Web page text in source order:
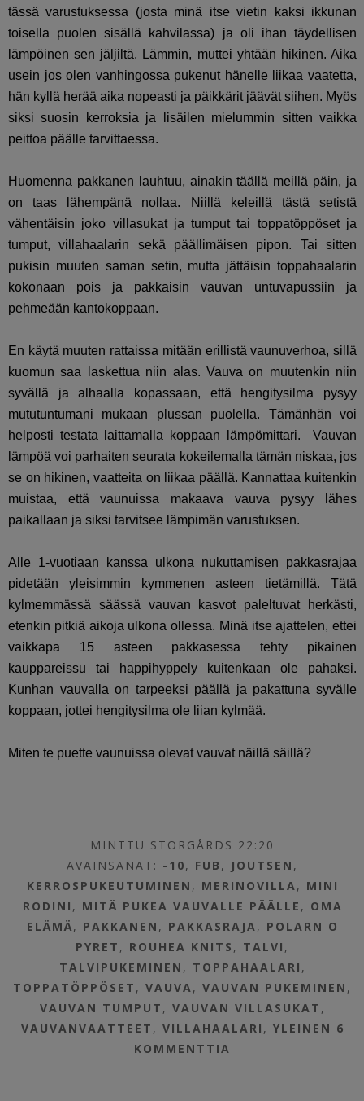
tässä varustuksessa (josta minä itse vietin kaksi ikkunan
toisella puolen sisällä kahvilassa) ja oli ihan täydellisen
lämpöinen sen jäljiltä. Lämmin, muttei yhtään hikinen. Aika
usein jos olen vanhingossa pukenut hänelle liikaa vaatetta,
hän kyllä herää aika nopeasti ja päikkärit jäävät siihen. Myös
siksi suosin kerroksia ja lisäilen mielummin sitten vaikka
peittoa päälle tarvittaessa.
Huomenna pakkanen lauhtuu, ainakin täällä meillä päin, ja
on taas lähempänä nollaa. Niillä keleillä tästä setistä
vähentäisin joko villasukat ja tumput tai toppatöppöset ja
tumput, villahaalarin sekä päällimäisen pipon. Tai sitten
pukisin muuten saman setin, mutta jättäisin toppahaalarin
kokonaan pois ja pakkaisin vauvan untuvapussiin ja
pehmeään kantokoppaan.
En käytä muuten rattaissa mitään erillistä vaunuverhoa, sillä
kuomun saa laskettua niin alas. Vauva on muutenkin niin
syvällä ja alhaalla kopassaan, että hengitysilma pysyy
mututuntumani mukaan plussan puolella. Tämänhän voi
helposti testata laittamalla koppaan lämpömittari. Vauvan
lämpöä voi parhaiten seurata kokeilemalla tämän niskaa, jos
se on hikinen, vaatteita on liikaa päällä. Kannattaa kuitenkin
muistaa, että vaunuissa makaava vauva pysyy lähes
paikallaan ja siksi tarvitsee lämpimän varustuksen.
Alle 1-vuotiaan kanssa ulkona nukuttamisen pakkasrajaa
pidetään yleisimmin kymmenen asteen tietämillä. Tätä
kylmemmässä säässä vauvan kasvot paleltuvat herkästi,
etenkin pitkiä aikoja ulkona ollessa. Minä itse ajattelen, ettei
vaikkapa 15 asteen pakkasessa tehty pikainen
kauppareissu tai happihyppely kuitenkaan ole pahaksi.
Kunhan vauvalla on tarpeeksi päällä ja pakattuna syvälle
koppaan, jottei hengitysilma ole liian kylmää.
Miten te puette vaunuissa olevat vauvat näillä säillä?
MINTTU STORGÅRDS 22:20
AVAINSANAT: -10, FUB , JOUTSEN ,
KERROSPUKEUTUMINEN , MERINOVILLA , MINI
RODINI , MITÄ PUKEA VAUVALLE PÄÄLLE , OMA
ELÄMÄ, PAKKANEN , PAKKASRAJA , POLARN O
PYRET , ROUHEA KNITS , TALVI ,
TALVIPUKEMINEN , TOPPAHAALARI ,
TOPPATÖPPÖSET ,VAUVA ,VAUVAN PUKEMINEN ,
VAUVAN TUMPUT , VAUVAN VILLASUKAT ,
VAUVANVAATTEET , VILLAHAALARI , YLEINEN 6
KOMMENTTIA